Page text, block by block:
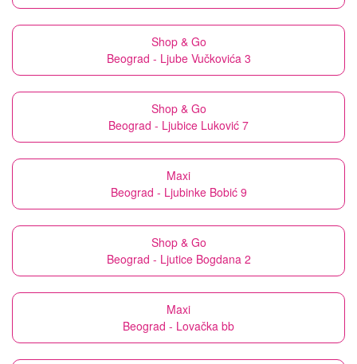
Shop & Go
Beograd - Ljube Vučkovića 3
Shop & Go
Beograd - Ljubice Luković 7
Maxi
Beograd - Ljubinke Bobić 9
Shop & Go
Beograd - Ljutice Bogdana 2
Maxi
Beograd - Lovačka bb